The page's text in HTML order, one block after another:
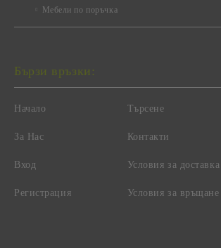
Мебели по поръчка
Бързи връзки:
Начало
За Нас
Вход
Регистрация
Търсене
Контакти
Условия за доставка
Условия за връщане